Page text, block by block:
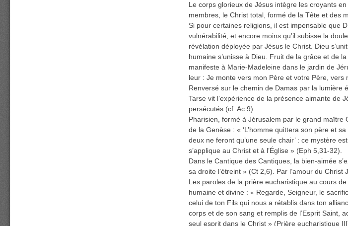
Le corps glorieux de Jésus intègre les croyants
membres, le Christ total, formé de la Tête et des
Si pour certaines religions, il est impensable que
vulnérabilité, et encore moins qu’il subisse la
révélation déployée par Jésus le Christ. Dieu
humaine s’unisse à Dieu. Fruit de la grâce et de
manifeste à Marie-Madeleine dans le jardin de
leur : Je monte vers mon Père et votre Père, vers
Renversé sur le chemin de Damas par la lumière
Tarse vit l’expérience de la présence aimante de
persécutés (cf. Ac 9).
Pharisien, formé à Jérusalem par le grand maître
de la Genèse : « ‘L’homme quittera son père et
deux ne feront qu’une seule chair’ : ce mystère
s’applique au Christ et à l’Église » (Eph 5,31-32).
Dans le Cantique des Cantiques, la bien-aimée
sa droite l’étreint » (Ct 2,6). Par l’amour du Christ
Les paroles de la prière eucharistique au cours
humaine et divine : « Regarde, Seigneur, le
celui de ton Fils qui nous a rétablis dans ton
corps et de son sang et remplis de l’Esprit Saint,
seul esprit dans le Christ » (Prière eucharistique